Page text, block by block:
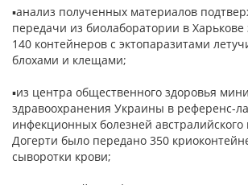
▪анализ полученных материалов
передачи из биолаборатории в Харькове
140 контейнеров с эктопаразитами
блохами и клещами;
▪из центра общественного здоровья
здравоохранения Украины в референс-
инфекционных болезней австралийского
Догерти было передано 350
сыворотки крови;